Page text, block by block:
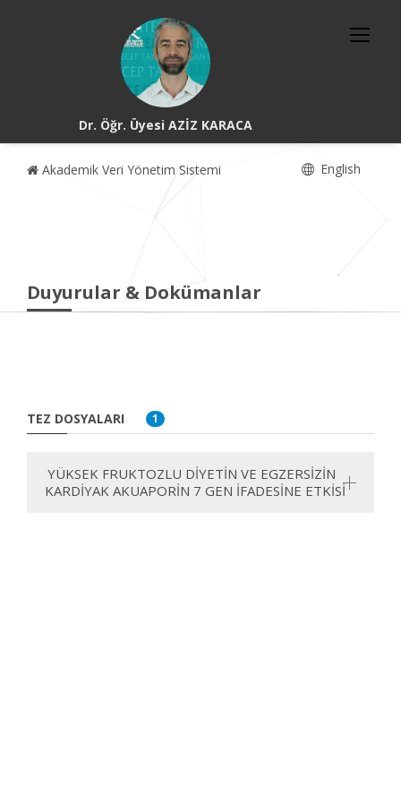
Dr. Öğr. Üyesi AZİZ KARACA
Akademik Veri Yönetim Sistemi English
Duyurular & Dokümanlar
TEZ DOSYALARI 1
YÜKSEK FRUKTOZLU DİYETİN VE EGZERSİZİN
KARDİYAK AKUAPORİN 7 GEN İFADESİNE ETKİSİ